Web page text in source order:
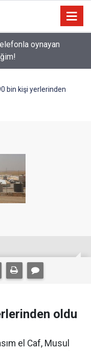
oynayan
bin kişi yerlerinden
oldu
el Caf, Musul